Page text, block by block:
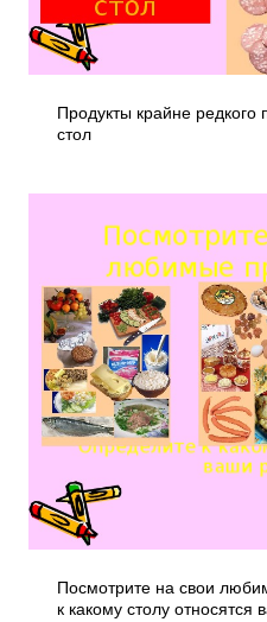
Продукты крайне
стол
Посмотрите на свои
к какому столу относятся